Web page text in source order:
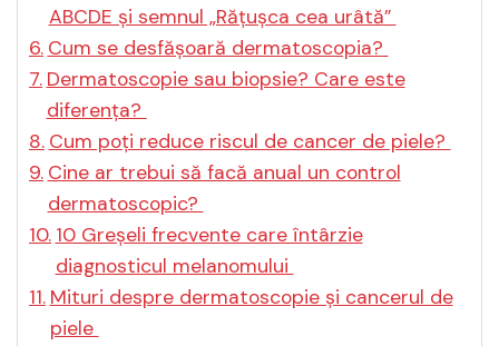
ABCDE și semnul „Rățușca cea urâtă”
Cum se desfășoară dermatoscopia?
Dermatoscopie sau biopsie? Care este
diferența?
Cum poți reduce riscul de cancer de piele?
Cine ar trebui să facă anual un control
dermatoscopic?
10 Greșeli frecvente care întârzie
diagnosticul melanomului
Mituri despre dermatoscopie și cancerul de
piele